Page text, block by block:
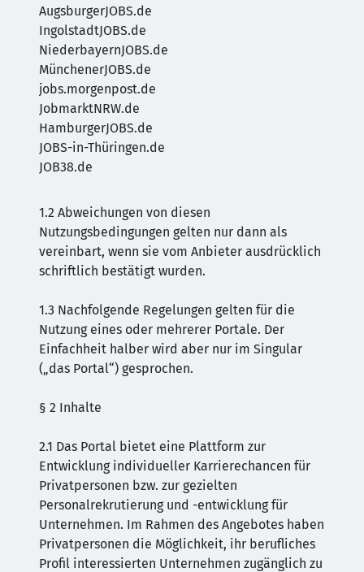
AugsburgerJOBS.de
IngolstadtJOBS.de
NiederbayernJOBS.de
MünchenerJOBS.de
jobs.morgenpost.de
JobmarktNRW.de
HamburgerJOBS.de
JOBS-in-Thüringen.de
JOB38.de
1.2 Abweichungen von diesen
Nutzungsbedingungen gelten nur dann als
vereinbart, wenn sie vom Anbieter ausdrücklich
schriftlich bestätigt wurden.
1.3 Nachfolgende Regelungen gelten für die
Nutzung eines oder mehrerer Portale. Der
Einfachheit halber wird aber nur im Singular
(„das Portal“) gesprochen.
§ 2 Inhalte
2.1 Das Portal bietet eine Plattform zur
Entwicklung individueller Karrierechancen für
Privatpersonen bzw. zur gezielten
Personalrekrutierung und -entwicklung für
Unternehmen. Im Rahmen des Angebotes haben
Privatpersonen die Möglichkeit, ihr berufliches
Profil interessierten Unternehmen zugänglich zu